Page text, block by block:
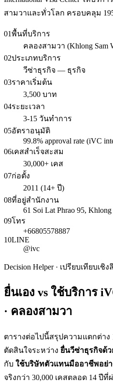
สามวาและทั่วโลก ครอบคลุม
01พื้นที่บริการ
คลองสามวา (Khlong Sam
02ประเภทบริการ
วีซ่าธุรกิจ — ธุรกิจ
03ราคาเริ่มต้น
3,500 บาท
04ระยะเวลา
3-15 วันทำการ
05อัตราอนุมัติ
99.8% approval rate (iVC
06เคสสำเร็จสะสม
30,000+ เคส
07ก่อตั้ง
2011 (14+ ปี)
08ที่อยู่สำนักงาน
61 Soi Lat Phrao 95,
09โทร
+66805578887
10LINE
@ivc
Decision Helper · เปรียบเทียบเชิง
ยื่นเอง vs ใช้บริการ
· คลองสามวา
ตารางต่อไปนี้สรุปความแตกต่า
ตัดสินใจระหว่าง ยื่นวีซ่าธุรกิจด้ว
กับ ใช้บริษัทตัวแทนมืออาชีพอย่า
จริงกว่า 30,000 เคสตลอด 14 ปี